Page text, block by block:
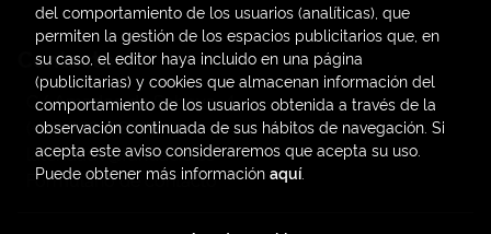
Contacto
C/ Amadeo de Saboya, 4
(+34) 963828968
latendauv@fundacio.es
Formulario de contacto
del comportamiento de los usuarios (analíticas), que
permiten la gestión de los espacios publicitarios que, en
su caso, el editor haya incluido en una página
(publicitarias) y cookies que almacenan información del
comportamiento de los usuarios obtenida a través de la
observación continuada de sus hábitos de navegación. Si
acepta este aviso consideraremos que acepta su uso.
Puede obtener más información aquí.